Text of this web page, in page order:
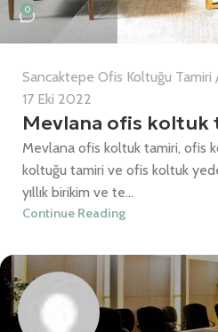
0
Sancaktepe Ofis Koltuğu Tamiri
17 Eki 2022
Mevlana ofis koltuk
Mevlana ofis koltuk tamiri, ofis
koltuğu tamiri ve ofis koltuk
yıllık birikim ve te...
Continue Reading